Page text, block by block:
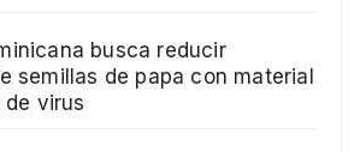
busca reducir
semillas de papa con material
virus